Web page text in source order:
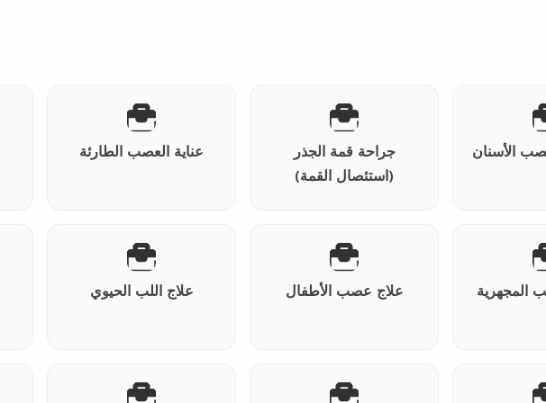
الأسنان
جراحة قمة الجذر
(استئصال القمة)
عناية العصب الطارئة
المجهرية علاج عصب الأطفال علاج اللب الحيوي